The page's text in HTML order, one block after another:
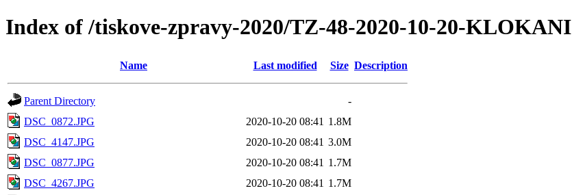
Index of /tiskove-zpravy-2020/TZ-48-2020-10-20-KLOKANI
Name Last modified Size Description
Parent Directory
-
DSC_0872.JPG
2020-10-20 08:41 1.8M
DSC_4147.JPG
2020-10-20 08:41 3.0M
DSC_0877.JPG
2020-10-20 08:41 1.7M
DSC_4267.JPG
2020-10-20 08:41 1.7M